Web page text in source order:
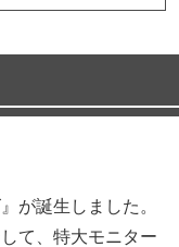
が誕生しました。
て、特大モニター